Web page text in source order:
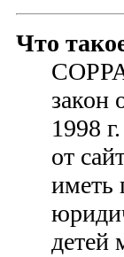
Что
закон
1998
от
иметь
детей